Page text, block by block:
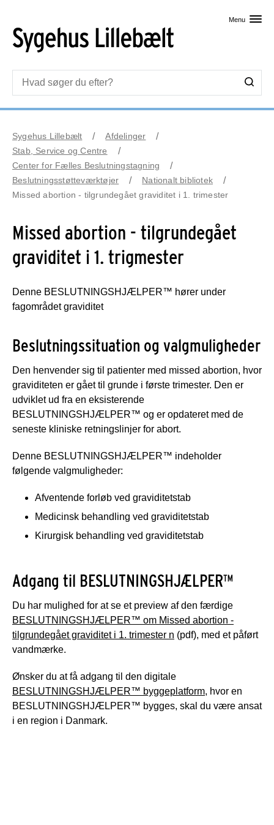
Menu
Sygehus Lillebælt
Afdelinger
Stab, Service og Centre
Center for Fælles Beslutningstagning
Beslutningsstøtteværktøjer
Nationalt bibliotek
Missed abortion - tilgrundegået graviditet i 1. trimester
Missed abortion - tilgrundegået
graviditet i 1. trigmester
Denne BESLUTNINGSHJÆLPER™ hører under
fagområdet graviditet
Beslutningssituation og valgmuligheder
Den henvender sig til patienter med missed abortion, hvor
graviditeten er gået til grunde i første trimester. Den er
udviklet ud fra en eksisterende
BESLUTNINGSHJÆLPER™ og er opdateret med de
seneste kliniske retningslinjer for abort.
Denne BESLUTNINGSHJÆLPER™ indeholder
følgende valgmuligheder:
Afventende forløb ved graviditetstab
Medicinsk behandling ved graviditetstab
Kirurgisk behandling ved graviditetstab
Adgang til BESLUTNINGSHJÆLPER™
Du har mulighed for at se et preview af den færdige
BESLUTNINGSHJÆLPER™ om Missed abortion -
tilgrundegået graviditet i 1. trimester n (pdf), med et påført
vandmærke.
Ønsker du at få adgang til den digitale
BESLUTNINGSHJÆLPER™ byggeplatform, hvor en
BESLUTNINGSHJÆLPER™ bygges, skal du være ansat
i en region i Danmark.